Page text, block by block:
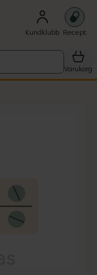
Kundklubb Recept
Varukorg